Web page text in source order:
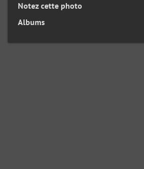
Notez cette photo
Albums